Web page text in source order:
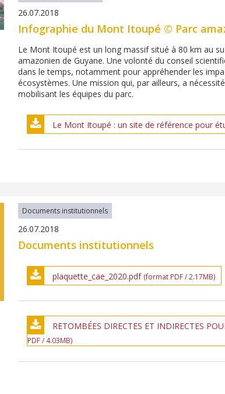
26.07.2018
Infographie du Mont Itoupé © Parc
Le Mont Itoupé est un long massif situé à 80 km au
amazonien de Guyane. Une volonté du conseil
dans le temps, notamment pour appréhender les
écosystèmes. Une mission qui, par ailleurs, a
mobilisant les équipes du parc.
Le Mont Itoupé : un site de référence pour
Documents institutionnels
26.07.2018
Documents institutionnels
plaquette_cae_2020.pdf (format PDF / 2.17MB)
RETOMBÉES DIRECTES ET INDIRECTES
PDF / 4.03MB)